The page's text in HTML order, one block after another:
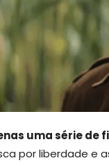
uma série
por liberdade e